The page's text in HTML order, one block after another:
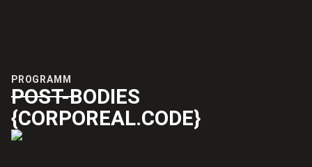
PROGRAMM
POST-BODIES
{CORPOREAL.CODE}